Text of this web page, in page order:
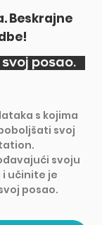
Beskrajne
svoj posao.
s kojima
svoj
svoju
učinite je
posao.